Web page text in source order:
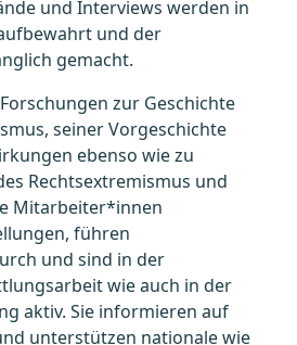
und Interviews werden in
und der
gemacht.
zur Geschichte
seiner Vorgeschichte
ebenso wie zu
Rechtsextremismus und
Mitarbeiter*innen
führen
und sind in der
wie auch in der
aktiv. Sie informieren auf
unterstützen nationale wie